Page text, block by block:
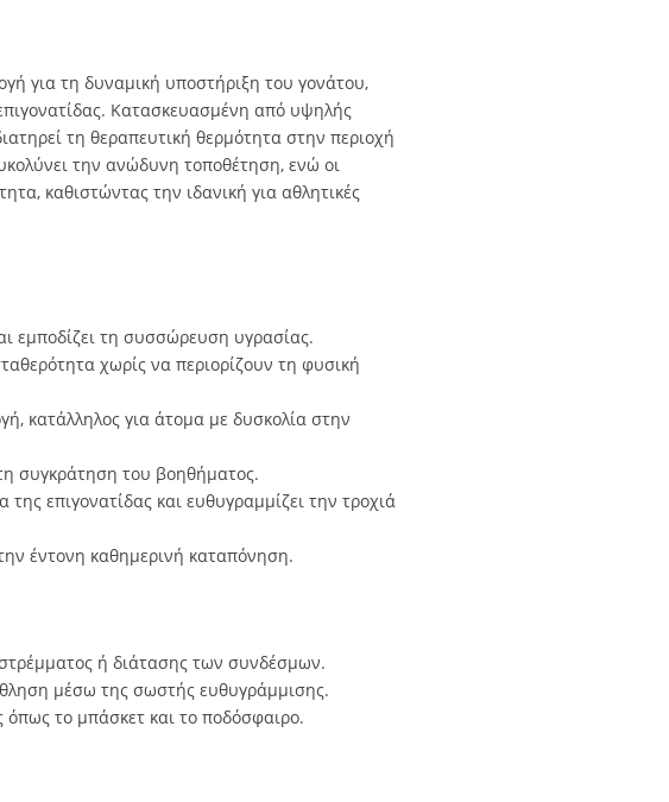
για τη δυναμική υποστήριξη του γονάτου,
Κατασκευασμένη από υψηλής
τη θεραπευτική θερμότητα στην περιοχή
την ανώδυνη τοποθέτηση, ενώ οι
καθιστώντας την ιδανική για αθλητικές
εμποδίζει τη συσσώρευση υγρασίας.
χωρίς να περιορίζουν τη φυσική
κατάλληλος για άτομα με δυσκολία στην
συγκράτηση του βοηθήματος.
της επιγονατίδας και ευθυγραμμίζει την τροχιά
έντονη καθημερινή καταπόνηση.
ή διάτασης των συνδέσμων.
μέσω της σωστής ευθυγράμμισης.
το μπάσκετ και το ποδόσφαιρο.